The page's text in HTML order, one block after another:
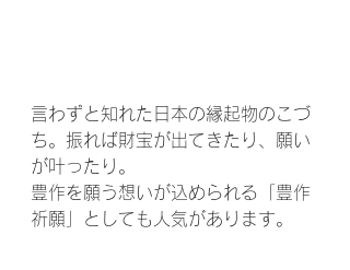
言わずと知れた日本の縁起物のこづ
ち。振れば財宝が出てきたり、願い
が叶ったり。
豊作を願う想いが込められる「豊作
祈願」としても人気があります。